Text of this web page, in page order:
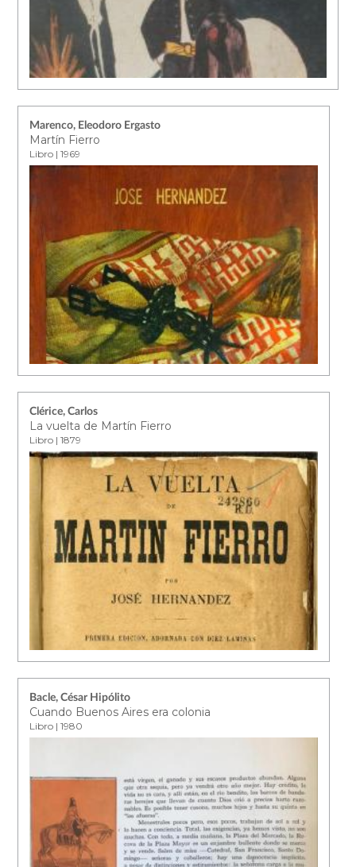
Marenco, Eleodoro Ergasto
Martín Fierro
Libro | 1969
Clérice, Carlos
La vuelta de Martín Fierro
Libro | 1879
Bacle, César Hipólito
Cuando Buenos Aires era colonia
Libro | 1980